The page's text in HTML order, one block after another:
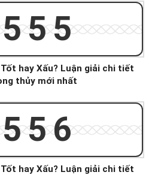
hay Xấu? Luận giải chi tiết
thủy mới nhất
hay Xấu? Luận giải chi tiết